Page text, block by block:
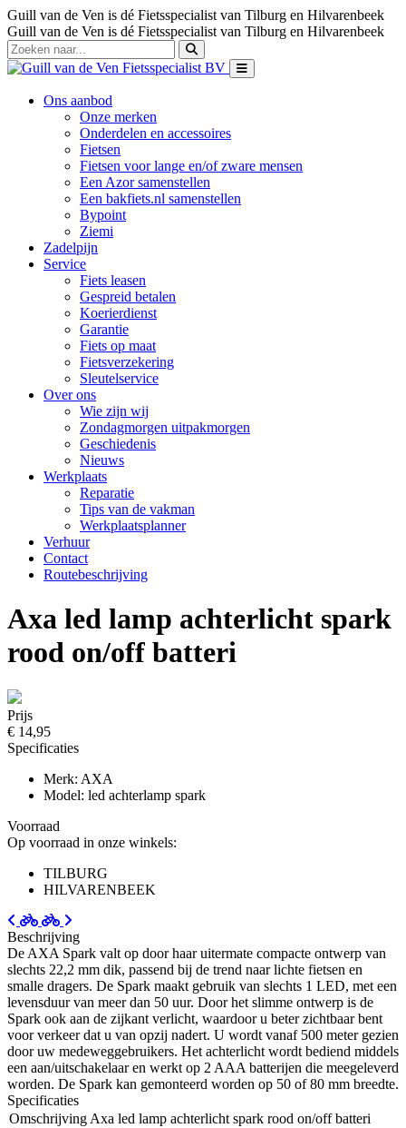
Guill van de Ven is dé Fietsspecialist van Tilburg en Hilvarenbeek
Guill van de Ven is dé Fietsspecialist van Tilburg en Hilvarenbeek
Ons aanbod
Onze merken
Onderdelen en accessoires
Fietsen
Fietsen voor lange en/of zware mensen
Een Azor samenstellen
Een bakfiets.nl samenstellen
Bypoint
Ziemi
Zadelpijn
Service
Fiets leasen
Gespreid betalen
Koerierdienst
Garantie
Fiets op maat
Fietsverzekering
Sleutelservice
Over ons
Wie zijn wij
Zondagmorgen uitpakmorgen
Geschiedenis
Nieuws
Werkplaats
Reparatie
Tips van de vakman
Werkplaatsplanner
Verhuur
Contact
Routebeschrijving
Axa led lamp achterlicht spark
rood on/off batteri
Prijs
€ 14,95
Specificaties
Merk: AXA
Model: led achterlamp spark
Voorraad
Op voorraad in onze winkels:
TILBURG
HILVARENBEEK
Beschrijving
De AXA Spark valt op door haar uitermate compacte ontwerp van
slechts 22,2 mm dik, passend bij de trend naar lichte fietsen en
smalle dragers. De Spark maakt gebruik van slechts 1 LED, met een
levensduur van meer dan 50 uur. Door het slimme ontwerp is de
Spark ook aan de zijkant verlicht, waardoor u beter zichtbaar bent
voor verkeer dat u van opzij nadert. U wordt vanaf 500 meter gezien
door uw medeweggebruikers. Het achterlicht wordt bediend middels
een aan/uitschakelaar en werkt op 2 AAA batterijen die meegeleverd
worden. De Spark kan gemonteerd worden op 50 of 80 mm breedte.
Specificaties
Omschrijving Axa led lamp achterlicht spark rood on/off batteri